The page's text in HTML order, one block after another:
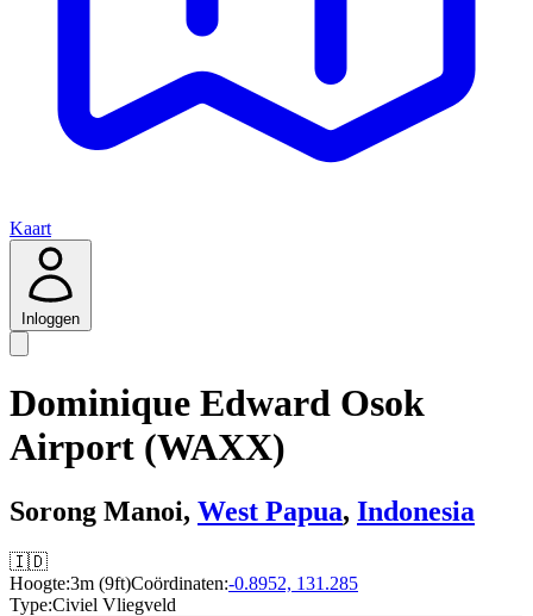
Kaart
Inloggen
Dominique Edward Osok
Airport (WAXX)
Sorong Manoi, West Papua, Indonesia
🇮🇩
Hoogte:3m (9ft)Coördinaten:-0.8952, 131.285
Type:Civiel Vliegveld